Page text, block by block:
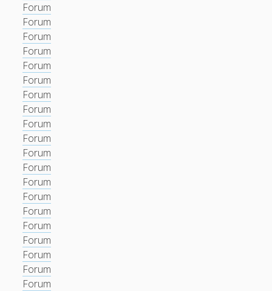
Forum
Forum
Forum
Forum
Forum
Forum
Forum
Forum
Forum
Forum
Forum
Forum
Forum
Forum
Forum
Forum
Forum
Forum
Forum
Forum